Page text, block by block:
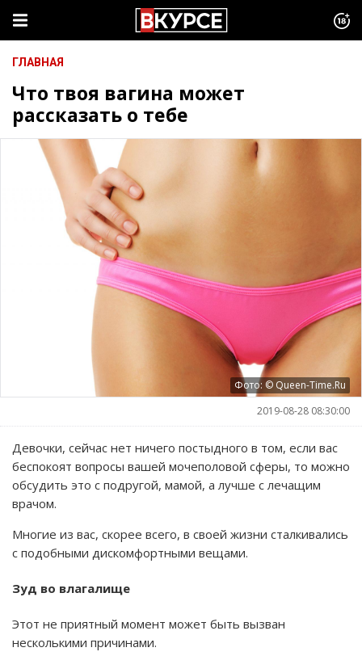
ГЛАВНАЯ
Что твоя вагина может
рассказать о тебе
Фото: © Queen-Time.Ru
2019-08-28 08:30:00
Девочки, сейчас нет ничего постыдного в том, если вас
беспокоят вопросы вашей мочеполовой сферы, то можно
обсудить это с подругой, мамой, а лучше с лечащим
врачом.
Многие из вас, скорее всего, в своей жизни сталкивались
с подобными дискомфортными вещами.
Зуд во влагалище
Этот не приятный момент может быть вызван
несколькими причинами.